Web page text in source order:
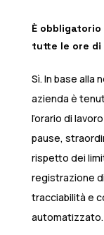
È
tutte le ore di
Sì. In base alla
azienda è
l’orario di
pause,
rispetto dei
registrazione
tracciabilità e
automatizzato.